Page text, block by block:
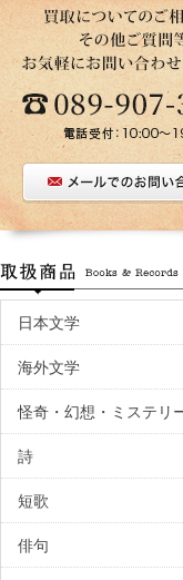
日本文学
海外文学
怪奇・幻想・ミステリ
詩
短歌
俳句